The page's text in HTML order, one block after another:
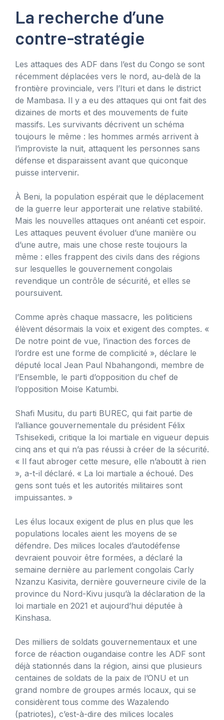
La recherche d’une
contre-stratégie
Les attaques des ADF dans l’est du Congo se sont
récemment déplacées vers le nord, au-delà de la
frontière provinciale, vers l’Ituri et dans le district
de Mambasa. Il y a eu des attaques qui ont fait des
dizaines de morts et des mouvements de fuite
massifs. Les survivants décrivent un schéma
toujours le même : les hommes armés arrivent à
l’improviste la nuit, attaquent les personnes sans
défense et disparaissent avant que quiconque
puisse intervenir.
À Beni, la population espérait que le déplacement
de la guerre leur apporterait une relative stabilité.
Mais les nouvelles attaques ont anéanti cet espoir.
Les attaques peuvent évoluer d’une manière ou
d’une autre, mais une chose reste toujours la
même : elles frappent des civils dans des régions
sur lesquelles le gouvernement congolais
revendique un contrôle de sécurité, et elles se
poursuivent.
Comme après chaque massacre, les politiciens
élèvent désormais la voix et exigent des comptes. «
De notre point de vue, l’inaction des forces de
l’ordre est une forme de complicité », déclare le
député local Jean Paul Nbahangondi, membre de
l’Ensemble, le parti d’opposition du chef de
l’opposition Moise Katumbi.
Shafi Musitu, du parti BUREC, qui fait partie de
l’alliance gouvernementale du président Félix
Tshisekedi, critique la loi martiale en vigueur depuis
cinq ans et qui n’a pas réussi à créer de la sécurité.
« Il faut abroger cette mesure, elle n’aboutit à rien
», a-t-il déclaré. « La loi martiale a échoué. Des
gens sont tués et les autorités militaires sont
impuissantes. »
Les élus locaux exigent de plus en plus que les
populations locales aient les moyens de se
défendre. Des milices locales d’autodéfense
devraient pouvoir être formées, a déclaré la
semaine dernière au parlement congolais Carly
Nzanzu Kasivita, dernière gouverneure civile de la
province du Nord-Kivu jusqu’à la déclaration de la
loi martiale en 2021 et aujourd’hui députée à
Kinshasa.
Des milliers de soldats gouvernementaux et une
force de réaction ougandaise contre les ADF sont
déjà stationnés dans la région, ainsi que plusieurs
centaines de soldats de la paix de l’ONU et un
grand nombre de groupes armés locaux, qui se
considèrent tous comme des Wazalendo
(patriotes), c’est-à-dire des milices locales